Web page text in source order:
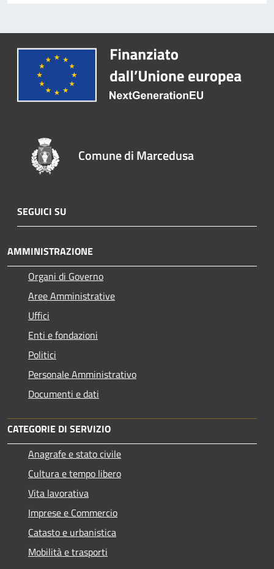
Comune di Marcedusa
SEGUICI SU
AMMINISTRAZIONE
Organi di Governo
Aree Amministrative
Uffici
Enti e fondazioni
Politici
Personale Amministrativo
Documenti e dati
CATEGORIE DI SERVIZIO
Anagrafe e stato civile
Cultura e tempo libero
Vita lavorativa
Imprese e Commercio
Catasto e urbanistica
Mobilità e trasporti